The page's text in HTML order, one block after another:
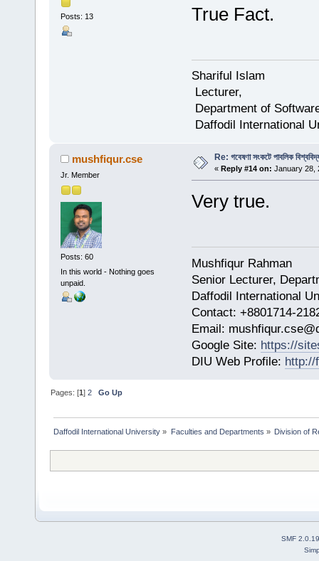
Posts: 13 True Fact.
Shariful Islam
Lecturer,
Department of
Daffodil International
mushfiqur.cse
Jr. Member
Posts: 60
In this world - Nothing goes
unpaid.
Re: গবেষণা সংকটে পাবলিক
« Reply #14 on: January 28,
Very true.
Mushfiqur Rahman
Senior Lecturer,
Daffodil International
Contact: +8801714-
Email:
Google Site: https://
DIU Web Profile: http://
Pages: [1]2 Go Up
Daffodil International University » Faculties and Departments » Division of
SMF 2.0.19